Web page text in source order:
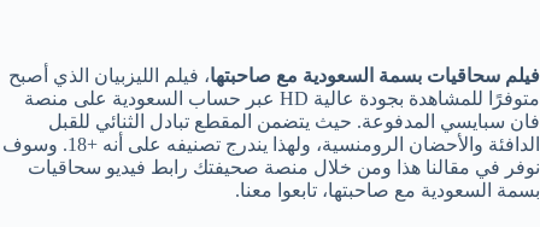
فيلم سحاقيات بسمة السعودية مع صاحبتها، فيلم الليزبيان الذي أصبح
متوفرًا للمشاهدة بجودة عالية HD عبر حساب السعودية على منصة
فان سبايسي المدفوعة. حيث يتضمن المقطع تبادل الثنائي للقبل
الدافئة والأحضان الرومنسية، ولهذا يندرج تصنيفه على أنه +18. وسوف
نوفر في مقالنا هذا ومن خلال منصة صحيفتك رابط فيديو سحاقيات
بسمة السعودية مع صاحبتها، تابعوا معنا.